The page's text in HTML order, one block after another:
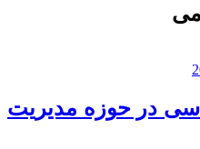
در حوزه مدیریت